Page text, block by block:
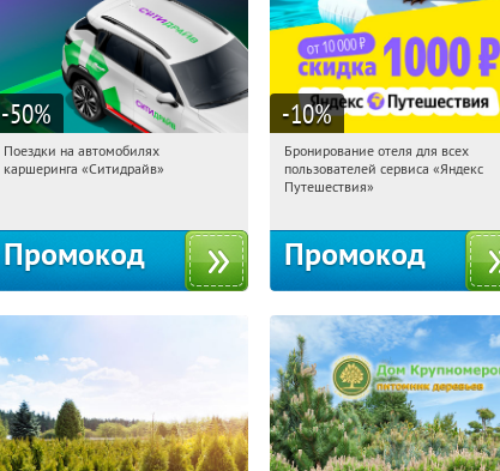
-50%
15:27:40
Получи первым!
Поездки на автомобилях
каршеринга «Ситидрайв»
Промокод
-10%
15:27:40 Получили:
Россия
Бронирование отеля для всех
пользователей сервиса «Яндекс
Путешествия»
Промокод